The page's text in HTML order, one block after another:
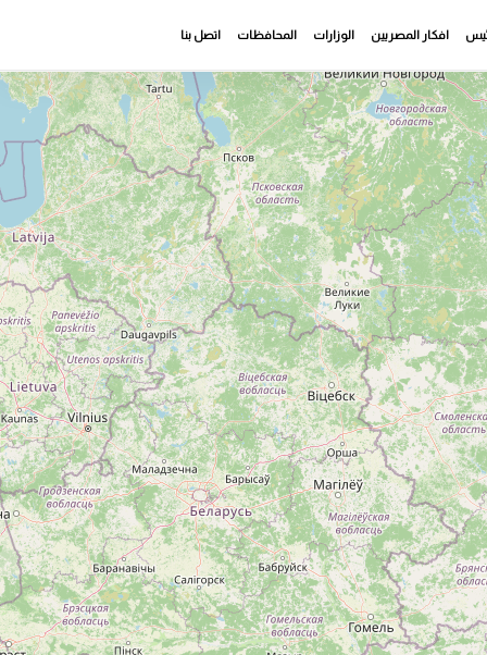
افكار المصريين الوزارات المحافظات اتصل بنا